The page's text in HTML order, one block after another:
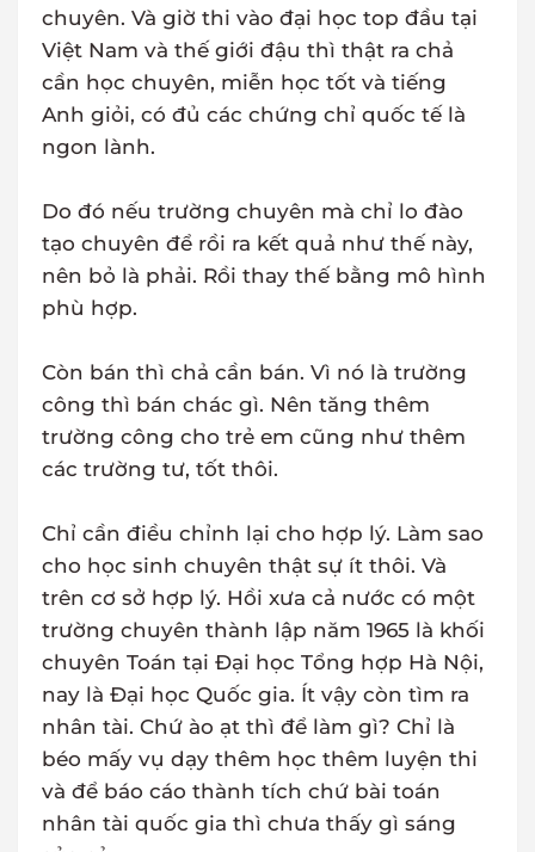
chuyên. Và giờ thi vào đại học top đầu tại
Việt Nam và thế giới đậu thì thật ra chả
cần học chuyên, miễn học tốt và tiếng
Anh giỏi, có đủ các chứng chỉ quốc tế là
ngon lành.
Do đó nếu trường chuyên mà chỉ lo đào
tạo chuyên để rồi ra kết quả như thế này,
nên bỏ là phải. Rồi thay thế bằng mô hình
phù hợp.
Còn bán thì chả cần bán. Vì nó là trường
công thì bán chác gì. Nên tăng thêm
trường công cho trẻ em cũng như thêm
các trường tư, tốt thôi.
Chỉ cần điều chỉnh lại cho hợp lý. Làm sao
cho học sinh chuyên thật sự ít thôi. Và
trên cơ sở hợp lý. Hồi xưa cả nước có một
trường chuyên thành lập năm 1965 là khối
chuyên Toán tại Đại học Tổng hợp Hà Nội,
nay là Đại học Quốc gia. Ít vậy còn tìm ra
nhân tài. Chứ ào ạt thì để làm gì? Chỉ là
béo mấy vụ dạy thêm học thêm luyện thi
và để báo cáo thành tích chứ bài toán
nhân tài quốc gia thì chưa thấy gì sáng